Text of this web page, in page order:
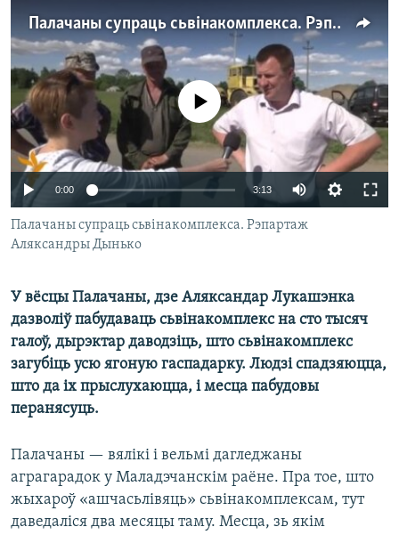
КАЛЯНДАР
НА ХВАЛЯХ СВАБОДЫ
Палачаны супраць сьвінакомплекса. Рэпартаж Аляксандры Дынько
No media source currently available
0:00 3:13
Палачаны супраць сьвінакомплекса. Рэпартаж
Аляксандры Дынько
У вёсцы Палачаны, дзе Аляксандар Лукашэнка
дазволіў пабудаваць сьвінакомплекс на сто тысяч
галоў, дырэктар даводзіць, што сьвінакомплекс
загубіць усю ягоную гаспадарку. Людзі спадзяюцца,
што да іх прыслухаюцца, і месца пабудовы
перанясуць.
Палачаны — вялікі і вельмі дагледжаны
аграгарадок у Маладэчанскім раёне. Пра тое, што
жыхароў «ашчасьлівяць» сьвінакомплексам, тут
даведаліся два месяцы таму. Месца, зь якім